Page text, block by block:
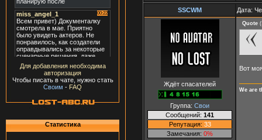
Для добавления необходима
авторизация
Чтобы писать в чате, нужно стать
Своим - FAQ
Статистика
SSCWM Дата:
Ждёт спасателей
Группа: Свои
Сообщений: 141
Репутация: 33
Замечания: 0%
Quote (
Вот
We are